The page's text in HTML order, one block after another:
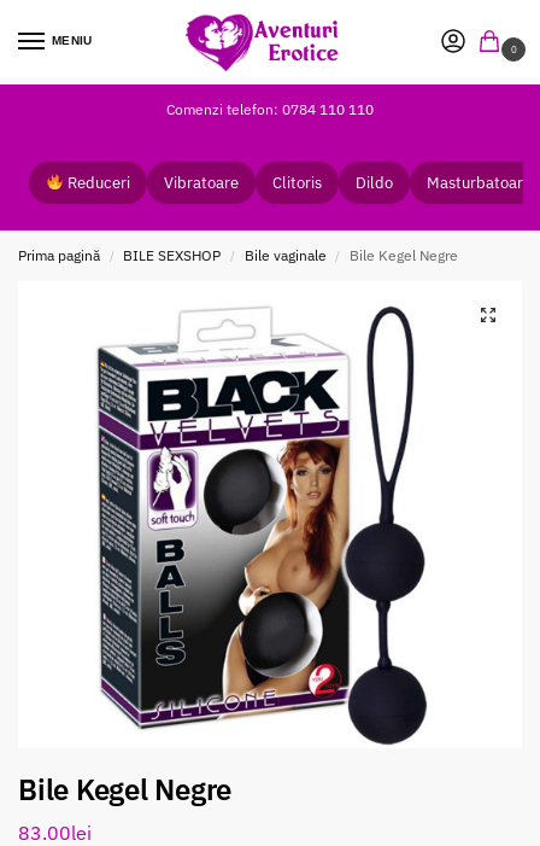
MENIU
0
Comenzi telefon: 0784 110 110
Reduceri Vibratoare Clitoris Dildo Masturbatoare
Prima pagină / BILE SEXSHOP / Bile vaginale / Bile Kegel Negre
Bile Kegel Negre
83.00lei